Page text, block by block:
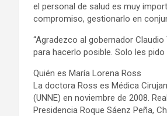
el personal de salud es muy
compromiso, gestionarlo en
“Agradezco al gobernador
para hacerlo posible. Solo les
Quién es María Lorena Ross
La doctora Ross es Médica
(UNNE) en noviembre de 2008.
Presidencia Roque Sáenz Peña,